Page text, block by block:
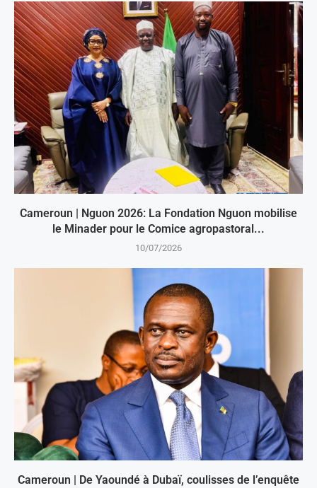
Cameroun | Nguon 2026: La Fondation Nguon mobilise
le Minader pour le Comice agropastoral...
10/07/2026
Cameroun | De Yaoundé à Dubaï, coulisses de l’enquête